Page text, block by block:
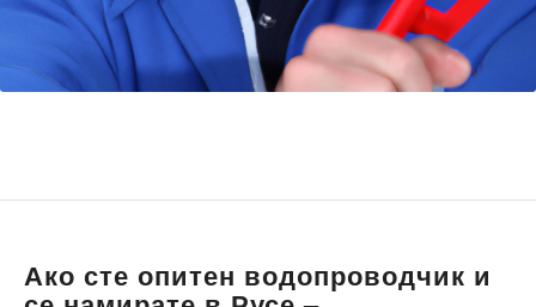
Ако сте опитен водопроводчик и